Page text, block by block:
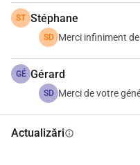
bolnavi în Burundi, va
ST Stéphane
SD Merci infiniment
GÉ Gérard
SD Merci de votre
Actualizăriinfo